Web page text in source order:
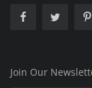
Join Our